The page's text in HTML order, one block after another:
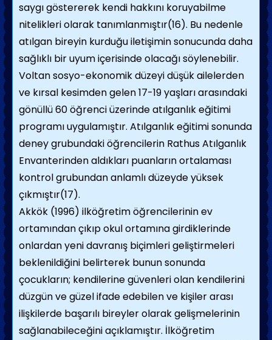
saygı göstererek kendi hakkını koruyabilme
nitelikleri olarak tanımlanmıştır(16). Bu nedenle
atılgan bireyin kurduğu iletişimin sonucunda daha
sağlıklı bir uyum içerisinde olacağı söylenebilir.
Voltan sosyo-ekonomik düzeyi düşük ailelerden
ve kırsal kesimden gelen 17-19 yaşları arasındaki
gönüllü 60 öğrenci üzerinde atılganlık eğitimi
programı uygulamıştır. Atılganlık eğitimi sonunda
deney grubundaki öğrencilerin Rathus Atılganlık
Envanterinden aldıkları puanların ortalaması
kontrol grubundan anlamlı düzeyde yüksek
çıkmıştır(17).
Akkök (1996) ilköğretim öğrencilerinin ev
ortamından çıkıp okul ortamına girdiklerinde
onlardan yeni davranış biçimleri geliştirmeleri
beklenildiğini belirterek bunun sonunda
çocukların; kendilerine güvenleri olan kendilerini
düzgün ve güzel ifade edebilen ve kişiler arası
ilişkilerde başarılı bireyler olarak gelişmelerinin
sağlanabileceğini açıklamıştır. İlköğretim